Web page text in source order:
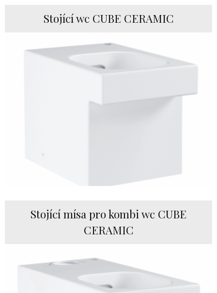
Stojící wc CUBE CERAMIC
Stojící mísa pro kombi wc CUBE
CERAMIC